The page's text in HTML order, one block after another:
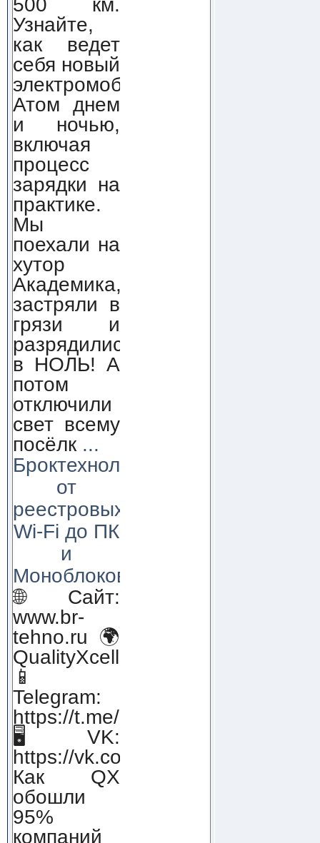
Узнайте,
как ведет
себя новый
электромобиль
Атом днем
и ночью,
включая
процесс
зарядки на
практике.
Мы
поехали на
хутор
Академика,
застряли в
грязи и
разрядились
в НОЛЬ! А
потом
отключили
свет всему
посёлк ...
Броктехнолоджи:
от
реестровых
Wi-Fi до ПК
и
Моноблоков!
🌐 Сайт:
www.br-
tehno.ru 🌍
QualityXcellence.ru
📱
Telegram:
https://t.me/qx_lab_IT
🖥 VK:
https://vk.com/qualityxcellenc
Как QX
обошли
95%
компаний